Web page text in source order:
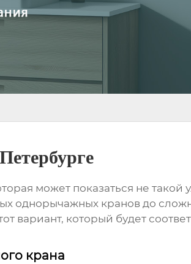
может показаться не
однорычажных кранов до
вариант, который будет
крана